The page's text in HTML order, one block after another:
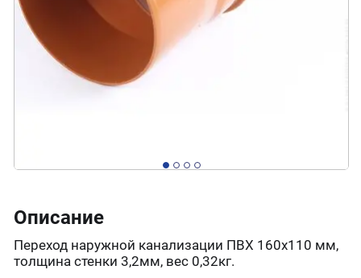
Описание
Переход наружной канализации ПВХ 160х110 мм,
толщина стенки 3,2мм, вес 0,32кг.